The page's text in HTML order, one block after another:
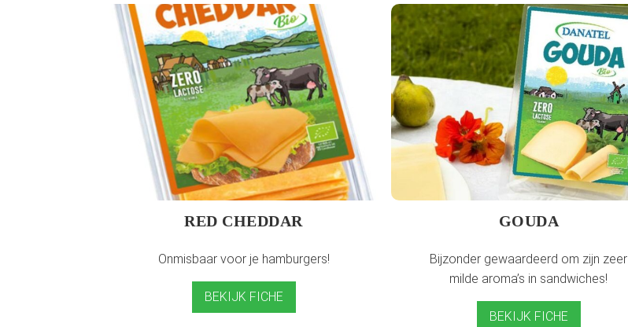
RED CHEDDAR
Onmisbaar voor je hamburgers!
BEKIJK FICHE
GOUDA
Bijzonder gewaardeerd om zijn zeer
milde aroma’s in sandwiches!
BEKIJK FICHE